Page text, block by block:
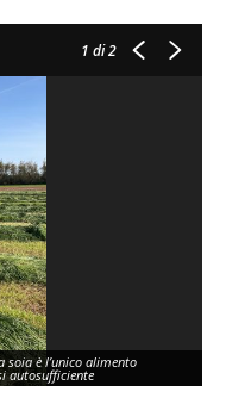
1 di 2
soia è l’unico alimento
autosufficiente